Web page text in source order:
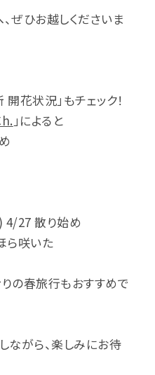
ぜひお越しくださいま
花状況」もチェック！
」によると
4/27 散り始め
ら咲いた
の春旅行もおすすめで
ながら、楽しみにお待